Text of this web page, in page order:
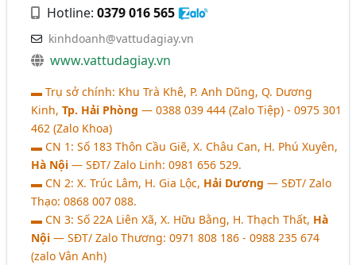
Hotline:0379 016 565
kinhdoanh@vattudagiay.vn
www.vattudagiay.vn
▬ Trụ sở chính: Khu Trà Khê, P. Anh Dũng, Q. Dương
Kinh,Tp. Hải Phòng ― 0388 039 444 (Zalo Tiệp) - 0975 301
462 (Zalo Khoa)
▬ CN 1: Số 183 Thôn Cầu Giẽ, X. Châu Can, H. Phú Xuyên,
Hà Nội ― SĐT/ Zalo Linh: 0981 656 529.
▬ CN 2: X. Trúc Lâm, H. Gia Lộc, Hải Dương ― SĐT/ Zalo
Thạo: 0868 007 088.
▬ CN 3: Số 22A Liên Xã, X. Hữu Bằng, H. Thạch Thất, Hà
Nội ― SĐT/ Zalo Thương: 0971 808 186 - 0988 235 674
(zalo Vân Anh)